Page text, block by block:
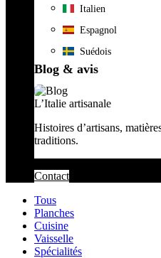
Italien
Espagnol
Suédois
Blog & avis
L’Italie artisanale
Histoires d’artisans,
traditions.
Contact
Tous
Planches
Cuisine
Vaisselle
Spécialités